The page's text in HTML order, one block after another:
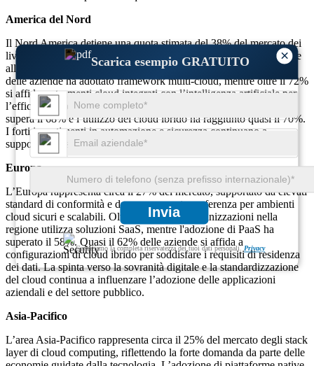
×
Scarica esempio GRATUITO
Invia
Garantiamo la completa riservatezza dei tuoi dati personali.Privacy
America del Nord
Il Nord America detiene una quota stimata del 38% del mercato dei
livelli di stack di cloud computing, grazie all’adozione tempestiva e
all’uso diffuso di SaaS, PaaS e IaaS in tutti i settori. Oltre l’80%
delle aziende ha adottato framework multi-cloud, mentre oltre il 72%
si affida a strumenti cloud integrati con l’intelligenza artificiale per
l’efficienza operativa. L’adozione di applicazioni cloud-native
supera il 68% e l’utilizzo del cloud ibrido ha raggiunto quasi il 70%.
I forti investimenti in automazione e sicurezza continuano a
supportare l’espansione del mercato a tutti i livelli dello stack.
Europa
L’Europa rappresenta circa il 27% del mercato, supportato da elevati
standard di conformità e da una crescente preferenza per ambienti
cloud sicuri e scalabili. Oltre il 74% delle organizzazioni nella
regione utilizza soluzioni SaaS, mentre l'adozione di PaaS ha
superato il 58%. Quasi il 62% delle aziende si affida a
configurazioni di cloud ibrido per soddisfare i requisiti di residenza
dei dati. La spinta verso la sovranità digitale e la standardizzazione
del cloud continua a influenzare l’adozione delle applicazioni
aziendali e del settore pubblico.
Asia-Pacifico
L’area Asia-Pacifico rappresenta circa il 25% del mercato degli stack
layer di cloud computing, riflettendo la forte domanda da parte delle